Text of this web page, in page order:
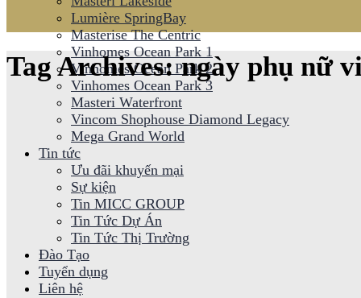
Lumière SpringBay
Masterise The Centric
Vinhomes Ocean Park 1
Vinhomes Ocean Park 2
Vinhomes Ocean Park 3
Masteri Waterfront
Vincom Shophouse Diamond Legacy
Mega Grand World
Tin tức
Ưu đãi khuyến mại
Sự kiện
Tin MICC GROUP
Tin Tức Dự Án
Tin Tức Thị Trường
Đào Tạo
Tuyển dụng
Liên hệ
Tag Archives:ngày phụ nữ